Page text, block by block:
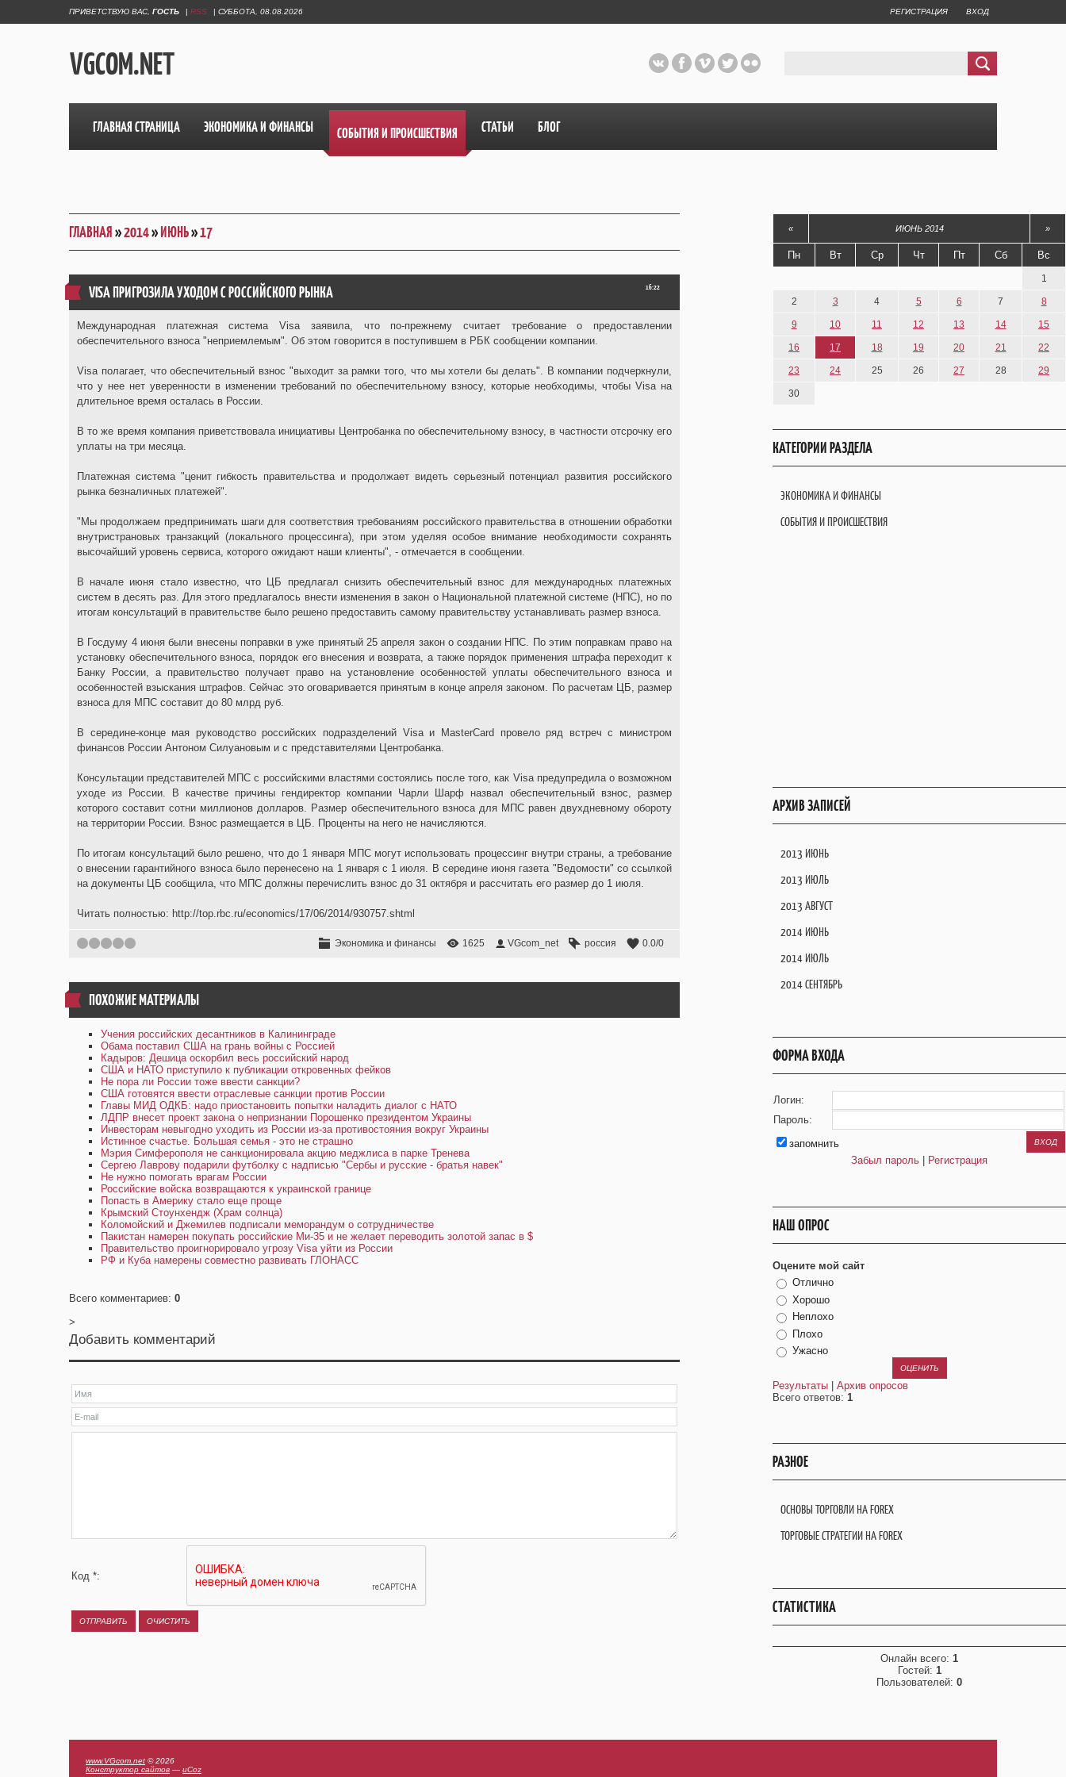
ПРИВЕТСТВУЮ ВАС ГОСТЬ | RSS | СУББОТА, 08.08.2026 РЕГИСТРАЦИЯ ВХОД
VGCOM.NET
ГЛАВНАЯ СТРАНИЦА ЭКОНОМИКА И ФИНАНСЫ СОБЫТИЯ И ПРОИСШЕСТВИЯ СТАТЬИ БЛОГ
ГЛАВНАЯ»2014»ИЮНЬ»17
16:22
VISA ПРИГРОЗИЛА УХОДОМ С РОССИЙСКОГО РЫНКА
Международная платежная система Visa заявила, что по-прежнему считает требование о предоставлении
обеспечительного взноса "неприемлемым". Об этом говорится в поступившем в РБК сообщении компании.
Visa полагает, что обеспечительный взнос "выходит за рамки того, что мы хотели бы делать". В компании подчеркнули,
что у нее нет уверенности в изменении требований по обеспечительному взносу, которые необходимы, чтобы Visa на
длительное время осталась в России.
В то же время компания приветствовала инициативы Центробанка по обеспечительному взносу, в частности отсрочку его
уплаты на три месяца.
Платежная система "ценит гибкость правительства и продолжает видеть серьезный потенциал развития российского
рынка безналичных платежей".
"Мы продолжаем предпринимать шаги для соответствия требованиям российского правительства в отношении обработки
внутристрановых транзакций (локального процессинга), при этом уделяя особое внимание необходимости сохранять
высочайший уровень сервиса, которого ожидают наши клиенты", - отмечается в сообщении.
В начале июня стало известно, что ЦБ предлагал снизить обеспечительный взнос для международных платежных
систем в десять раз. Для этого предлагалось внести изменения в закон о Национальной платежной системе (НПС), но по
итогам консультаций в правительстве было решено предоставить самому правительству устанавливать размер взноса.
В Госдуму 4 июня были внесены поправки в уже принятый 25 апреля закон о создании НПС. По этим поправкам право на
установку обеспечительного взноса, порядок его внесения и возврата, а также порядок применения штрафа переходит к
Банку России, а правительство получает право на установление особенностей уплаты обеспечительного взноса и
особенностей взыскания штрафов. Сейчас это оговаривается принятым в конце апреля законом. По расчетам ЦБ, размер
взноса для МПС составит до 80 млрд руб.
В середине-конце мая руководство российских подразделений Visa и MasterCard провело ряд встреч с министром
финансов России Антоном Силуановым и с представителями Центробанка.
Консультации представителей МПС c российскими властями состоялись после того, как Visa предупредила о возможном
уходе из России. В качестве причины гендиректор компании Чарли Шарф назвал обеспечительный взнос, размер
которого составит сотни миллионов долларов. Размер обеспечительного взноса для МПС равен двухдневному обороту
на территории России. Взнос размещается в ЦБ. Проценты на него не начисляются.
По итогам консультаций было решено, что до 1 января МПС могут использовать процессинг внутри страны, а требование
о внесении гарантийного взноса было перенесено на 1 января с 1 июля. В середине июня газета "Ведомости" со ссылкой
на документы ЦБ сообщила, что МПС должны перечислить взнос до 31 октября и рассчитать его размер до 1 июля.
Читать полностью: http://top.rbc.ru/economics/17/06/2014/930757.shtml
1 2 3 4 Экономика и финансы 1625 VGcom_net россия 0.0/0
ПОХОЖИЕ МАТЕРИАЛЫ
Учения российских десантников в Калининграде
Обама поставил США на грань войны с Россией
Кадыров: Дешица оскорбил весь российский народ
США и НАТО приступило к публикации откровенных фейков
Не пора ли России тоже ввести санкции?
США готовятся ввести отраслевые санкции против России
Главы МИД ОДКБ: надо приостановить попытки наладить диалог с НАТО
ЛДПР внесет проект закона о непризнании Порошенко президентом Украины
Инвесторам невыгодно уходить из России из-за противостояния вокруг Украины
Истинное счастье. Большая семья - это не страшно
Мэрия Симферополя не санкционировала акцию меджлиса в парке Тренева
Сергею Лаврову подарили футболку с надписью "Сербы и русские - братья навек"
Не нужно помогать врагам России
Российские войска возвращаются к украинской границе
Попасть в Америку стало еще проще
Крымский Стоунхендж (Храм солнца)
Коломойский и Джемилев подписали меморандум о сотрудничестве
Пакистан намерен покупать российские Ми-35 и не желает переводить золотой запас в $
Правительство проигнорировало угрозу Visa уйти из России
РФ и Куба намерены совместно развивать ГЛОНАСС
Всего комментариев: 0
>
Добавить комментарий
Код *:
« ИЮНЬ 2014 »
Пн Вт Ср Чт Пт Сб Вс
1
2 3 4 5 6 7 8
9 10 11 12 13 14 15
16 17 18 19 20 21 22
23 24 25 26 27 28 29
30
КАТЕГОРИИ РАЗДЕЛА
ЭКОНОМИКА И ФИНАНСЫ
СОБЫТИЯ И ПРОИСШЕСТВИЯ
АРХИВ ЗАПИСЕЙ
2013 ИЮНЬ
2013 ИЮЛЬ
2013 АВГУСТ
2014 ИЮНЬ
2014 ИЮЛЬ
2014 СЕНТЯБРЬ
ФОРМА ВХОДА
Логин:
Пароль:
запомнить
Забыл пароль
Регистрация
НАШ ОПРОС
Оцените мой сайт
Отлично
Хорошо
Неплохо
Плохо
Ужасно
Результаты
Архив опросов
Всего ответов: 1
РАЗНОЕ
ОСНОВЫ ТОРГОВЛИ НА FOREX
ТОРГОВЫЕ СТРАТЕГИИ НА FOREX
СТАТИСТИКА
Онлайн всего: 1
Гостей: 1
Пользователей: 0
www.VGcom.net © 2026
Конструктор сайтов — uCoz